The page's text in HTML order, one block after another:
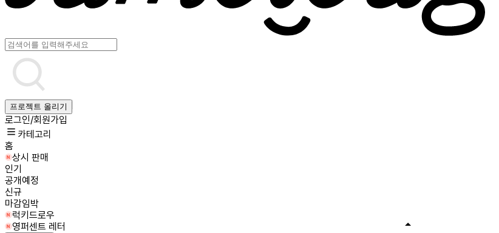
프로젝트 올리기
로그인/회원가입
카테고리
홈
상시 판매
인기
공개예정
신규
마감임박
럭키드로우
영퍼센트 레터